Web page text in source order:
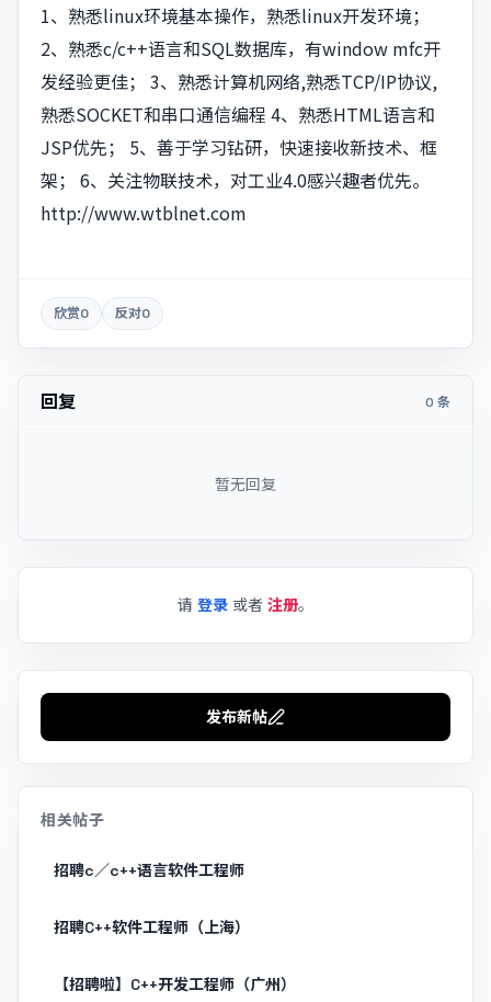
1、熟悉linux环境基本操作，熟悉linux开发环境；
2、熟悉c/c++语言和SQL数据库，有window mfc开
发经验更佳； 3、熟悉计算机网络,熟悉TCP/IP协议,
熟悉SOCKET和串口通信编程 4、熟悉HTML语言和
JSP优先； 5、善于学习钻研，快速接收新技术、框
架； 6、关注物联技术，对工业4.0感兴趣者优先。
http://www.wtblnet.com
欣赏0 反对0
回复 0 条
暂无回复
请 登录 或者 注册。
发布新帖
相关帖子
招聘c／c++语言软件工程师
招聘C++软件工程师（上海）
【招聘啦】C++开发工程师（广州）